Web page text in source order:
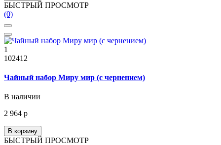
БЫСТРЫЙ ПРОСМОТР
(0)
1
102412
Чайный набор Миру мир (с чернением)
В наличии
2 964 р
В корзину
БЫСТРЫЙ ПРОСМОТР